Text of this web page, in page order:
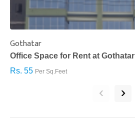
Gothatar
Office Space for Rent at Gothatar
Rs. 55 Per Sq.Feet
‹ ›